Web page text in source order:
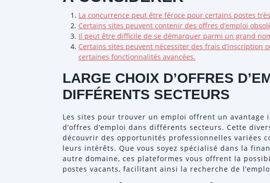
La concurrence peut être féroce pour certains postes
Certains sites peuvent contenir des offres d’emploi
Il peut être difficile de se démarquer parmi un grand
Certains sites peuvent nécessiter des frais d’inscription
certaines fonctionnalités avancées.
LARGE CHOIX D’OFFRES
DIFFÉRENTS SECTEURS
Les sites pour trouver un emploi offrent un avantage
d’offres d’emploi dans différents secteurs. Cette
découvrir des opportunités professionnelles variées
leurs intérêts. Que vous soyez spécialisé dans la
autre domaine, ces plateformes vous offrent la
postes vacants, facilitant ainsi la recherche de